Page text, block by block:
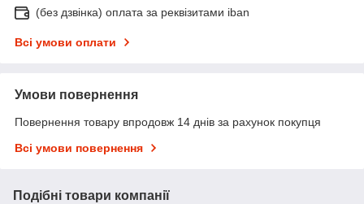
(без дзвінка) оплата за реквізитами iban
Всі умови оплати
Умови повернення
Повернення товару впродовж 14 днів за рахунок покупця
Всі умови повернення
Подібні товари компанії